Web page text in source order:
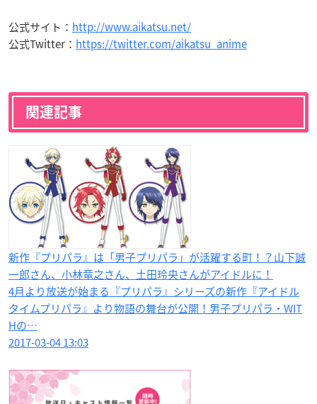
公式サイト： http://www.aikatsu.net/
公式Twitter： https://twitter.com/aikatsu_anime
関連記事
新作『プリパラ』は「男子プリパラ」が活躍する町！？山下誠
一郎さん、小林竜之さん、土田玲央さんがアイドルに！
4月より放送が始まる『プリパラ』シリーズの新作『アイドル
タイムプリパラ』より物語の舞台が公開！男子プリパラ・WIT
Hの…
2017-03-04 13:03